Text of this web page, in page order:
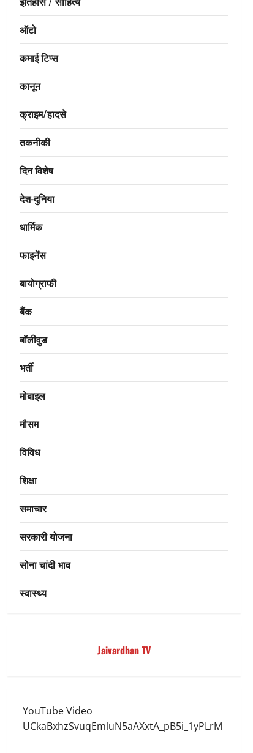
ऑटो
कमाई टिप्स
कानून
क्राइम/हादसे
तकनीकी
दिन विशेष
देश-दुनिया
धार्मिक
फाइनेंस
बायोग्राफी
बैंक
बॉलीवुड
भर्ती
मोबाइल
मौसम
विविध
शिक्षा
समाचार
सरकारी योजना
सोना चांदी भाव
स्वास्थ्य
Jaivardhan TV
YouTube Video
UCkaBxhzSvuqEmluN5aAXxtA_pB5i_1yPLrM